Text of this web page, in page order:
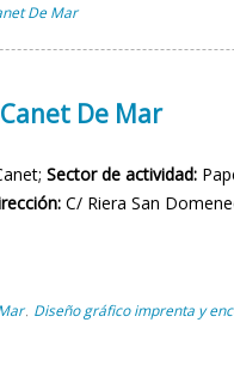
De Mar
De Mar
Sector de actividad:
C/ Riera San
, Diseño gráfico imprenta y